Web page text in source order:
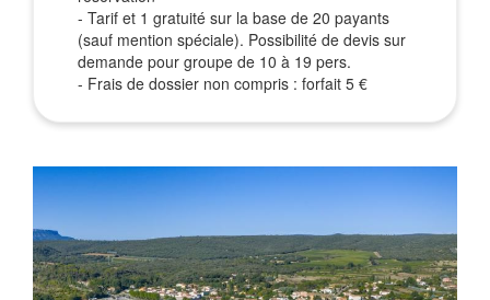
- Tarif et 1 gratuité sur la base de 20 payants
(sauf mention spéciale). Possibilité de devis sur
demande pour groupe de 10 à 19 pers.
- Frais de dossier non compris : forfait 5 €